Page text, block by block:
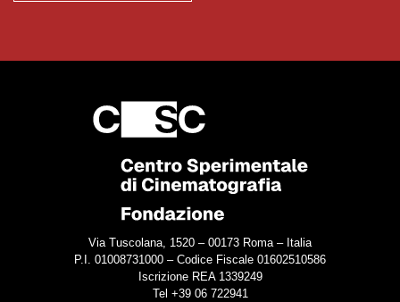
Via Tuscolana, 1520 – 00173 Roma – Italia
P.I. 01008731000 – Codice Fiscale 01602510586
Iscrizione REA 1339249
Tel +39 06 722941